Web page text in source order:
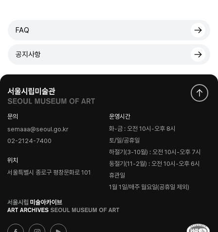
FAQ
공지사항
문의
semaaa@seoul.go.kr
02-2124-7400
위치
서울특별시 종로구 평창문화로 101
운영시간
화-금 : 오전 10시-오후 8시
토/일/공휴일
하절기(3-10월) : 오전 10시-오후 7시
동절기(11-2월) : 오전 10시-오후 6시
휴관일
1월 1일/매주 월요일(공휴일 제외)
로
고